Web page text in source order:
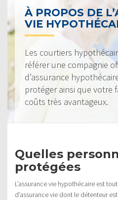
À PROPOS DE
VIE
Les courtiers
référer une compagnie
d’assurance
protéger ainsi que votre
coûts très avantageux.
Quelles
protégées
L’assurance vie hypothécaire est
d’assurance vie dont le détenteur